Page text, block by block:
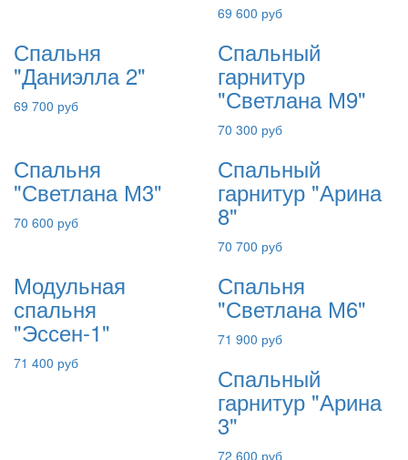
69 600 руб
Спальня
"Даниэлла 2"
69 700 руб
Спальный
гарнитур
"Светлана М9"
70 300 руб
Спальня
"Светлана М3"
70 600 руб
Спальный
гарнитур "Арина
8"
70 700 руб
Модульная
спальня
"Эссен-1"
71 400 руб
Спальня
"Светлана М6"
71 900 руб
Спальный
гарнитур "Арина
3"
72 600 руб